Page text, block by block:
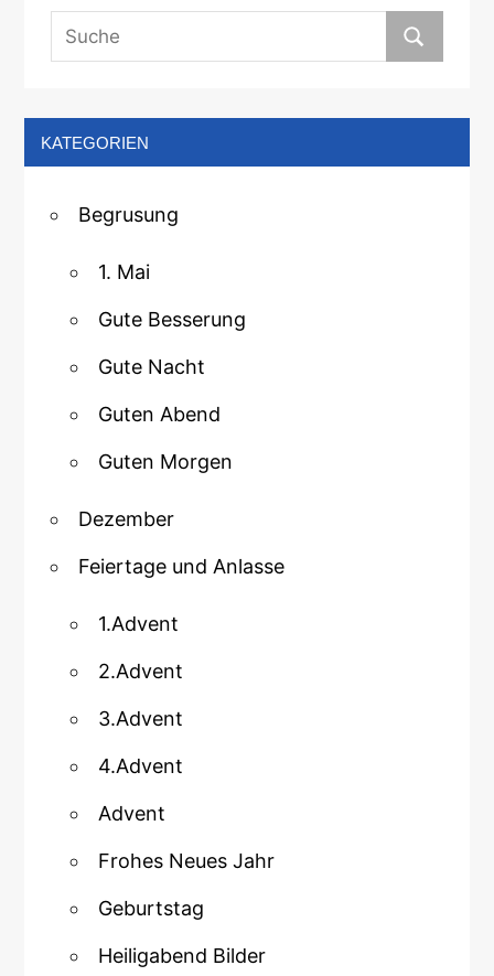
KATEGORIEN
Begrusung
1. Mai
Gute Besserung
Gute Nacht
Guten Abend
Guten Morgen
Dezember
Feiertage und Anlasse
1.Advent
2.Advent
3.Advent
4.Advent
Advent
Frohes Neues Jahr
Geburtstag
Heiligabend Bilder